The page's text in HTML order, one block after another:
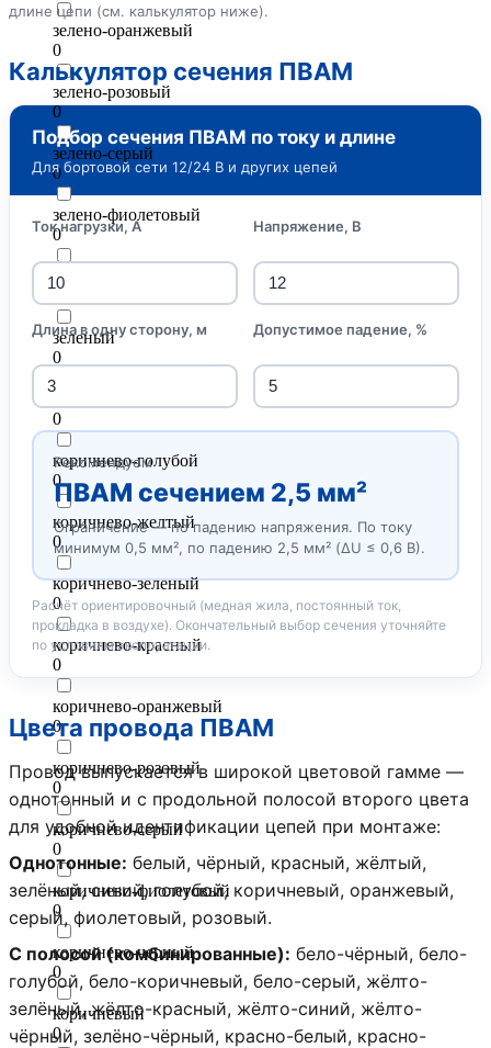
зелено-оранжевый
0
зелено-розовый
0
зелено-серый
0
зелено-фиолетовый
0
зелено-черный
зеленый
0
0
коричнево-голубой
0
коричнево-желтый
0
коричнево-зеленый
0
коричнево-красный
0
коричнево-оранжевый
0
коричнево-розовый
0
коричнево-серый
0
коричнево-фиолетовый
0
коричнево-черный
0
коричневый
0
длине цепи (см. калькулятор ниже).
Калькулятор сечения ПВАМ
Подбор сечения ПВАМ по току и длине
Для бортовой сети 12/24 В и других цепей
Ток нагрузки, А Напряжение, В
Длина в одну сторону, м Допустимое падение, %
Рекомендуем
ПВАМ сечением 2,5 мм²
Ограничение — по падению напряжения. По току
минимум 0,5 мм², по падению 2,5 мм² (ΔU ≤ 0,6 В).
Расчёт ориентировочный (медная жила, постоянный ток,
прокладка в воздухе). Окончательный выбор сечения уточняйте
по условиям эксплуатации.
Цвета провода ПВАМ
Провод выпускается в широкой цветовой гамме —
однотонный и с продольной полосой второго цвета
для удобной идентификации цепей при монтаже:
Однотонные: белый, чёрный, красный, жёлтый,
зелёный, синий, голубой, коричневый, оранжевый,
серый, фиолетовый, розовый.
С полосой (комбинированные): бело-чёрный, бело-
голубой, бело-коричневый, бело-серый, жёлто-
зелёный, жёлто-красный, жёлто-синий, жёлто-
чёрный, зелёно-чёрный, красно-белый, красно-